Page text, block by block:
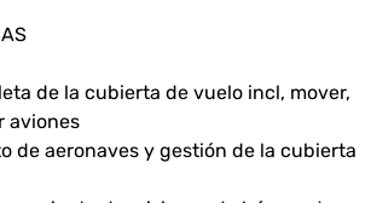
de la cubierta de vuelo incl, mover,
aviones
de aeronaves y gestión de la cubierta